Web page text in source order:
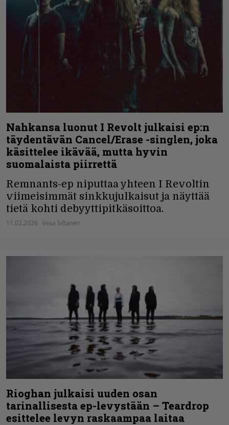
Nahkansa luonut I Revolt julkaisi ep:n
täydentävän Cancel/Erase -singlen, joka
käsittelee ikävää, mutta hyvin
suomalaista piirrettä
Remnants-ep niputtaa yhteen I Revoltin
viimeisimmät sinkkujulkaisut ja näyttää
tietä kohti debyyttipitkäsoittoa.
11.02.2026 Vesa Siltanen
Rioghan julkaisi uuden osan
tarinallisesta ep-levystään – Teardrop
esittelee levyn raskaampaa laitaa